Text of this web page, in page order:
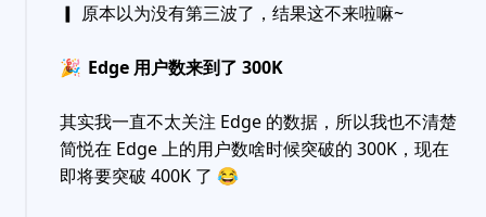
▎ 原本以为没有第三波了，结果这不来啦嘛~
🎉 Edge 用户数来到了 300K
其实我一直不太关注 Edge 的数据，所以我也不清楚
简悦在 Edge 上的用户数啥时候突破的 300K，现在
即将要突破 400K 了 😂